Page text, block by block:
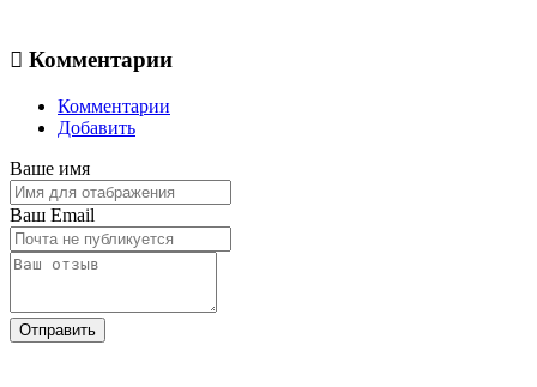
Комментарии
Комментарии
Добавить
Ваше имя
Ваш Email